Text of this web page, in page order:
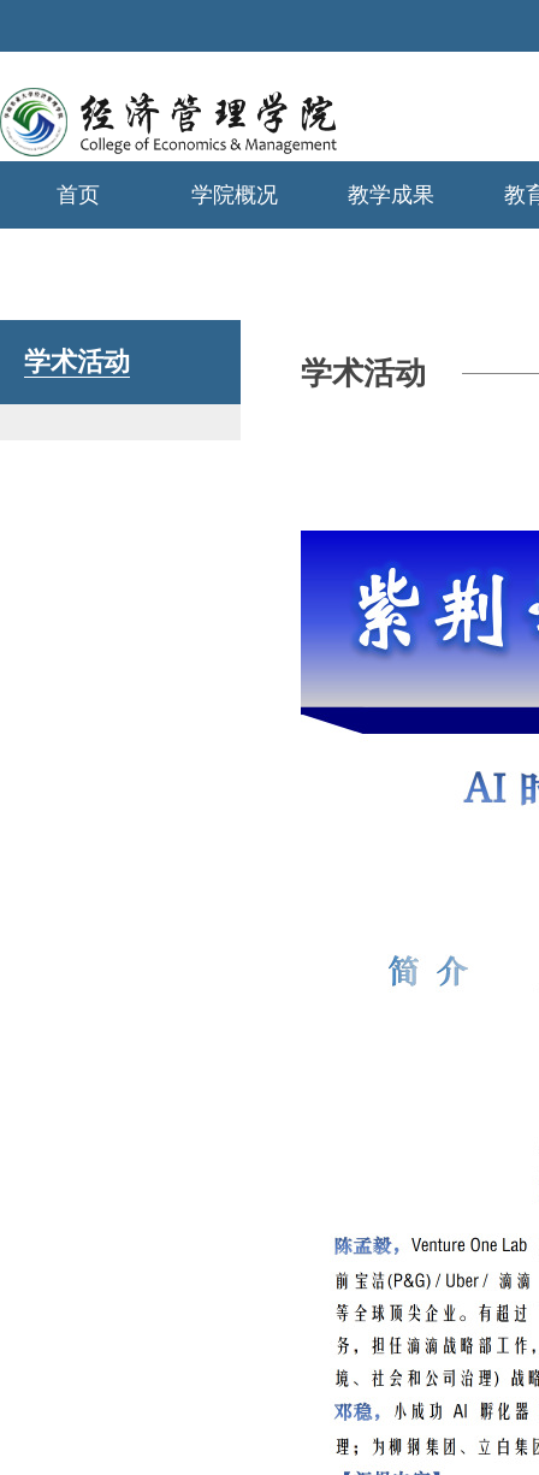
首页 学院概况 教学成果 教
学术活动 学术活动